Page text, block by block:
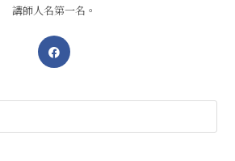
講師人名第一名。